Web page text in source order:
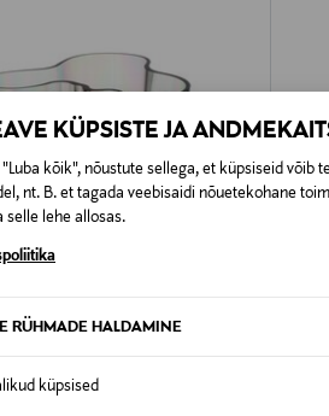
KÜPSISTE JA
"Luba kõik", nõustute sellega, et küpsiseid võib
nt. B. et tagada veebisaidi nõuetekohane
selle lehe allosas.
RÜHMADE HALDAMINE
küpsised